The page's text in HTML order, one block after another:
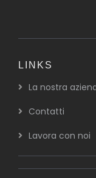
LINKS
La nostra
Contatti
Lavora con noi